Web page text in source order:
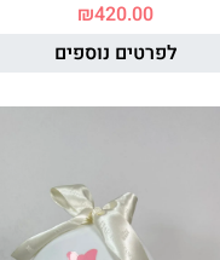
₪420.00
לפרטים נוספים